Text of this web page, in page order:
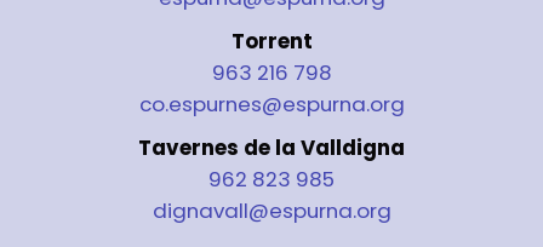
Torrent
963 216 798
co.espurnes@espurna.org
Tavernes de la Valldigna
962 823 985
dignavall@espurna.org